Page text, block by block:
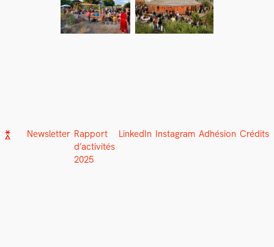
Newsletter Rapport
d’activités
2025
LinkedIn Instagram Adhésion Crédits